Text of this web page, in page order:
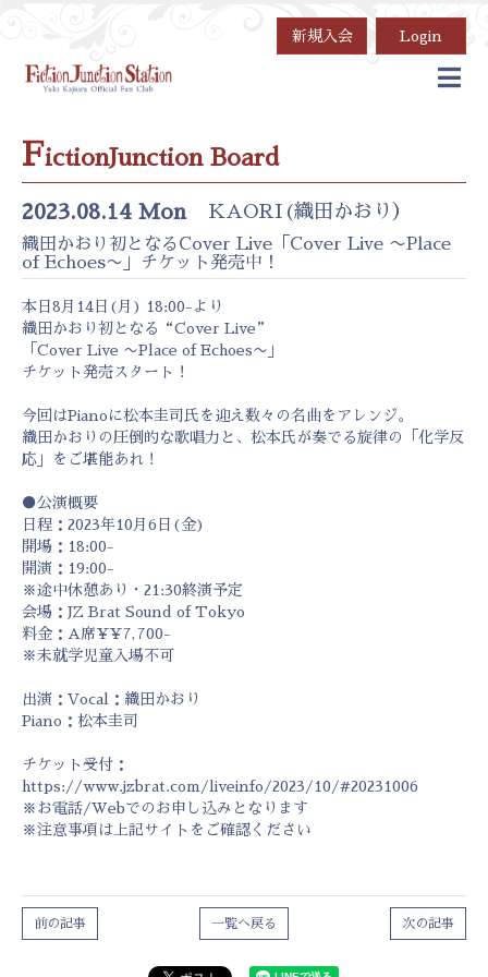
新規入会 Login
FictionJunction Board
2023.08.14 Mon KAORI(織田かおり）
織田かおり初となるCover Live「Cover Live 〜Place
of Echoes〜」チケット発売中！
本日8月14日(月) 18:00-より
織田かおり初となる“Cover Live”
「Cover Live 〜Place of Echoes〜」
チケット発売スタート！
今回はPianoに松本圭司氏を迎え数々の名曲をアレンジ。
織田かおりの圧倒的な歌唱力と、松本氏が奏でる旋律の「化学反
応」をご堪能あれ！
●公演概要
日程：2023年10月6日(金)
開場：18:00-
開演：19:00-
※途中休憩あり・21:30終演予定
会場：JZ Brat Sound of Tokyo
料金：A席¥¥7,700-
※未就学児童入場不可
出演：Vocal：織田かおり
Piano：松本圭司
チケット受付：
https://www.jzbrat.com/liveinfo/2023/10/#20231006
※お電話/Webでのお申し込みとなります
※注意事項は上記サイトをご確認ください
次の記事
一覧へ戻る
前の記事